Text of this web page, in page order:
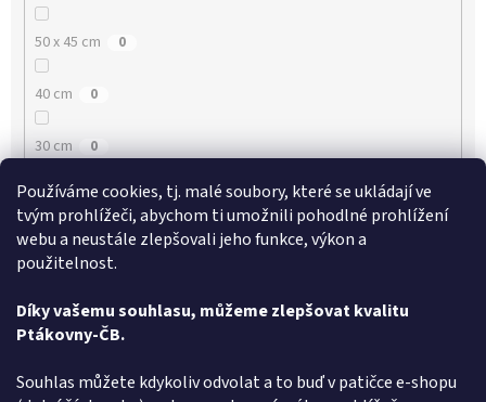
Používáme cookies, tj. malé soubory, které se ukládají ve
tvým prohlížeči, abychom ti umožnili pohodlné prohlížení
webu a neustále zlepšovali jeho funkce, výkon a
použitelnost.
Díky vašemu souhlasu, můžeme zlepšovat kvalitu
Ptákovny-ČB.
Souhlas můžete kdykoliv odvolat a to buď v patičce e-shopu
50 x 45 cm 0
40 cm 0
30 cm 0
50 cm 0
49 cm 0
45 cm